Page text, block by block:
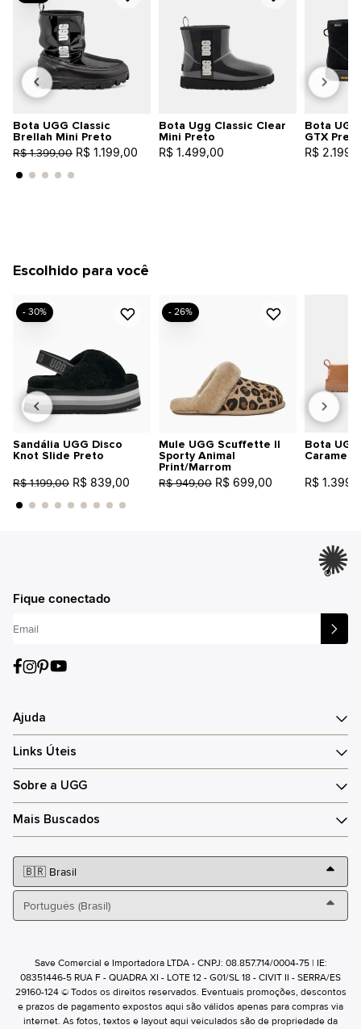
Bota UGG Classic
Brellah Mini Preto
R$ 1.399,00 R$ 1.199,00
Bota Ugg Classic Clear
Mini Preto
R$ 1.499,00
Bota
GTX Preto
R$
Escolhido para você
Sandália UGG Disco
Knot Slide Preto
R$ 1.199,00 R$ 839,00
- 30%
Mule UGG Scuffette II
Sporty Animal
Print/Marrom
R$ 949,00 R$ 699,00
- 26%
Bota
Caramelo
R$
®
Fique conectado
Ajuda
Links Úteis
Sobre a UGG
Mais Buscados
Save Comercial e Importadora LTDA - CNPJ: 08.857.714/0004-75 | IE:
08351446-5 RUA F - QUADRA XI - LOTE 12 - G01/SL 18 - CIVIT II - SERRA/ES
29160-124 © Todos os direitos reservados. Eventuais promoções, descontos
e prazos de pagamento expostos aqui são válidos apenas para compras via
internet. As fotos, textos e layout aqui veiculados são de propriedade da